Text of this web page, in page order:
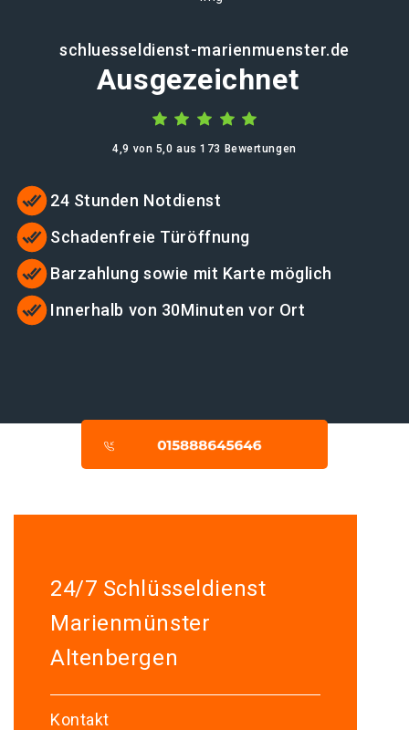
schluesseldienst-marienmuenster.de
Ausgezeichnet
4,9 von 5,0 aus 173 Bewertungen
24 Stunden Notdienst
Schadenfreie Türöffnung
Barzahlung sowie mit Karte möglich
Innerhalb von 30Minuten vor Ort
24/7 Schlüsseldienst
Marienmünster
Altenbergen
Kontakt